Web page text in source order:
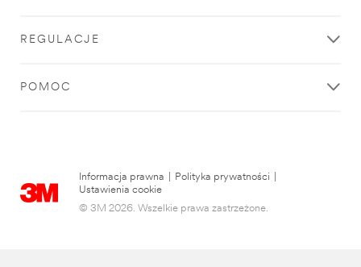
REGULACJE
POMOC
Informacja prawna Polityka prywatności
Ustawienia cookie
© 3M 2026. Wszelkie prawa zastrzeżone.